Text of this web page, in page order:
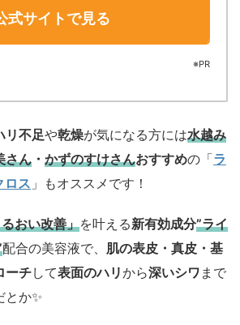
式サイトで見る
※PR
リ不足や乾燥が気になる方には水越み
さん ・ かずのすけさんおすすめの「ラ
ロス 」もオススメです！
おい改善」を叶える新有効成分”ライ
配合の美容液で、 肌の表皮・真皮・基
ーチして表面のハリから深いシワ まで
か✨